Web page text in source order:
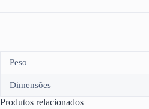
Peso
Dimensões
Produtos relacionados